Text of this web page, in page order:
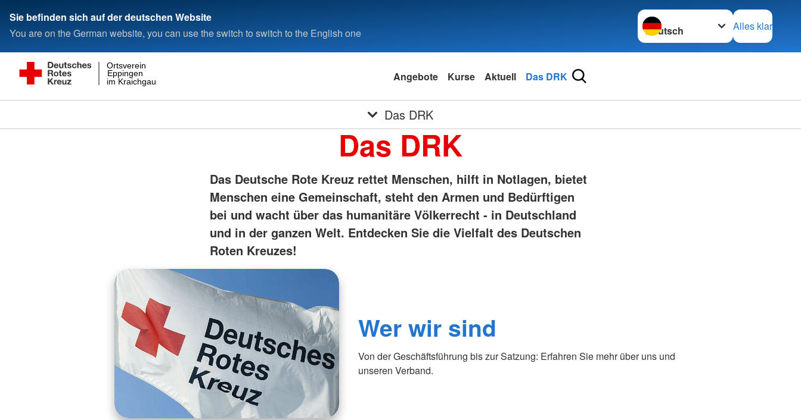
Sie befinden sich auf der deutschen Website
You are on the German website, you can use the switch to switch to the English one
Sprache wechseln zu
Alles klar
im Kraichgau
Eppingen
Ortsverein
Angebote Kurse Aktuell Das DRK
Das DRK
Das DRK
Das Deutsche Rote Kreuz rettet Menschen, hilft in Notlagen, bietet
Menschen eine Gemeinschaft, steht den Armen und Bedürftigen
bei und wacht über das humanitäre Völkerrecht - in Deutschland
und in der ganzen Welt. Entdecken Sie die Vielfalt des Deutschen
Roten Kreuzes!
Wer wir sind
Von der Geschäftsführung bis zur Satzung: Erfahren Sie mehr über uns und
unseren Verband.